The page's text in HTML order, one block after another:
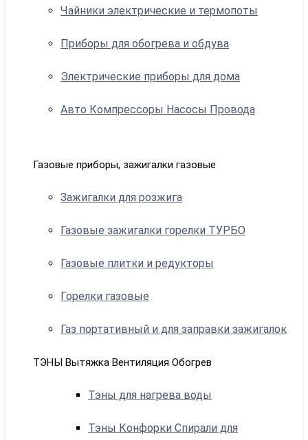
Чайники электрические и термопоты
Приборы для обогрева и обдува
Электрические приборы для дома
Авто Компрессоры Насосы Провода
Газовые приборы, зажигалки газовые
Зажигалки для розжига
Газовые зажигалки горелки ТУРБО
Газовые плитки и редукторы
Горелки газовые
Газ портативный и для заправки зажигалок
ТЭНЫ Вытяжка Вентиляция Обогрев
Тэны для нагрева воды
Тэны Конфорки Спирали для